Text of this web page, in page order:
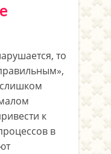
то
к
в